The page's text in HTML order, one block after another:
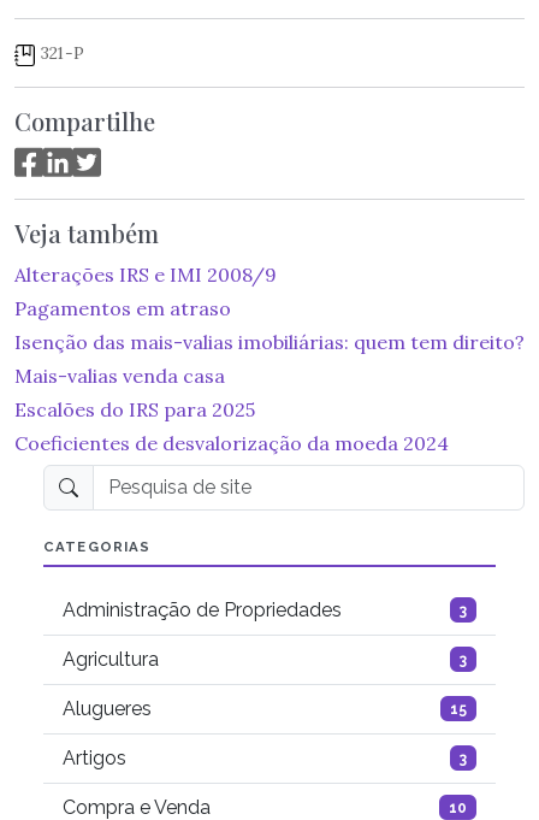
321-P
Compartilhe
Veja também
Alterações IRS e IMI 2008/9
Pagamentos em atraso
Isenção das mais-valias imobiliárias: quem tem direito?
Mais-valias venda casa
Escalões do IRS para 2025
Coeficientes de desvalorização da moeda 2024
CATEGORIAS
Administração de Propriedades 3
Agricultura 3
Alugueres 15
Artigos 3
Compra e Venda 10